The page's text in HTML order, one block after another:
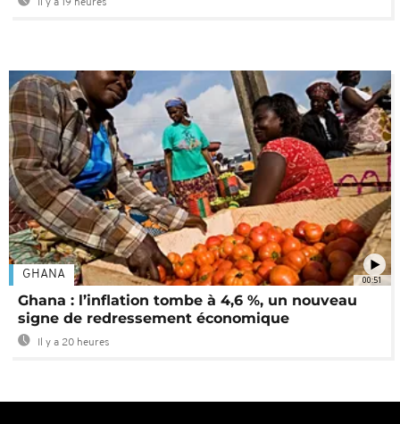
Il y a 19 heures
00:51
GHANA
Ghana : l’inflation tombe à 4,6 %, un nouveau
signe de redressement économique
Il y a 20 heures